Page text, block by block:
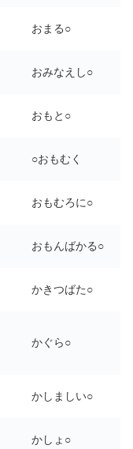
おまる○
おみなえし○
おもと○
○おもむく
おもむろに○
おもんばかる○
かきつばた○
かぐら○
かしましい○
かしょ○